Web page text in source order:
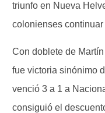
triunfo en Nueva
colonienses
Con doblete de
fue victoria sinónimo
venció 3 a 1 a
consiguió el